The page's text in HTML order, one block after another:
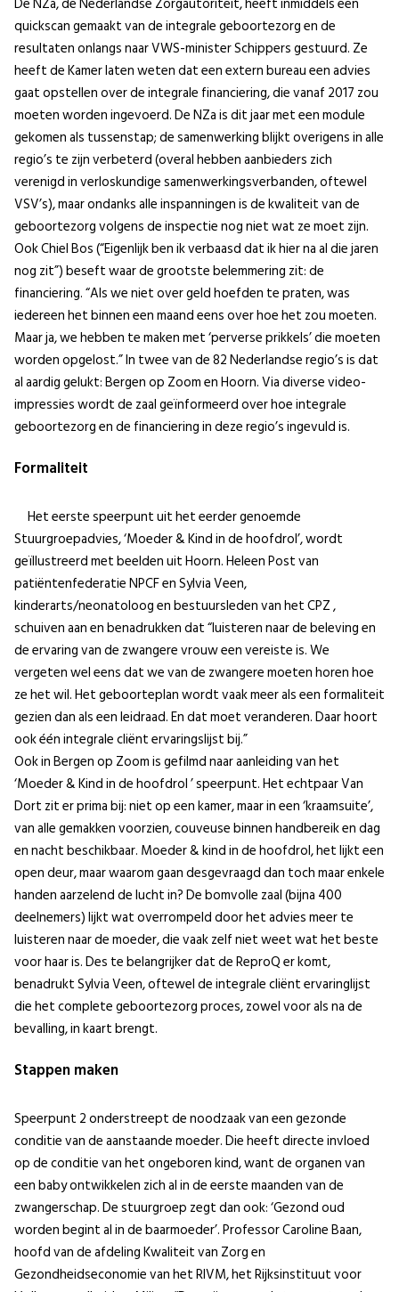
quickscan gemaakt van de integrale geboortezorg en de
resultaten onlangs naar VWS-minister Schippers gestuurd. Ze
heeft de Kamer laten weten dat een extern bureau een advies
gaat opstellen over de integrale financiering, die vanaf 2017 zou
moeten worden ingevoerd. De NZa is dit jaar met een module
gekomen als tussenstap; de samenwerking blijkt overigens in alle
regio’s te zijn verbeterd (overal hebben aanbieders zich
verenigd in verloskundige samenwerkingsverbanden, oftewel
VSV’s), maar ondanks alle inspanningen is de kwaliteit van de
geboortezorg volgens de inspectie nog niet wat ze moet zijn.
Ook Chiel Bos (“Eigenlijk ben ik verbaasd dat ik hier na al die jaren
nog zit”) beseft waar de grootste belemmering zit: de
financiering. “Als we niet over geld hoefden te praten, was
iedereen het binnen een maand eens over hoe het zou moeten.
Maar ja, we hebben te maken met ‘perverse prikkels’ die moeten
worden opgelost.” In twee van de 82 Nederlandse regio’s is dat
al aardig gelukt: Bergen op Zoom en Hoorn. Via diverse video-
impressies wordt de zaal geïnformeerd over hoe integrale
geboortezorg en de financiering in deze regio’s ingevuld is.
Formaliteit
Het eerste speerpunt uit het eerder genoemde
Stuurgroepadvies, ‘Moeder & Kind in de hoofdrol’, wordt
geïllustreerd met beelden uit Hoorn. Heleen Post van
patiëntenfederatie NPCF en Sylvia Veen,
kinderarts/neonatoloog en bestuursleden van het CPZ ,
schuiven aan en benadrukken dat “luisteren naar de beleving en
de ervaring van de zwangere vrouw een vereiste is. We
vergeten wel eens dat we van de zwangere moeten horen hoe
ze het wil. Het geboorteplan wordt vaak meer als een formaliteit
gezien dan als een leidraad. En dat moet veranderen. Daar hoort
ook één integrale cliënt ervaringslijst bij.”
Ook in Bergen op Zoom is gefilmd naar aanleiding van het
‘Moeder & Kind in de hoofdrol ’ speerpunt. Het echtpaar Van
Dort zit er prima bij: niet op een kamer, maar in een ‘kraamsuite’,
van alle gemakken voorzien, couveuse binnen handbereik en dag
en nacht beschikbaar. Moeder & kind in de hoofdrol, het lijkt een
open deur, maar waarom gaan desgevraagd dan toch maar enkele
handen aarzelend de lucht in? De bomvolle zaal (bijna 400
deelnemers) lijkt wat overrompeld door het advies meer te
luisteren naar de moeder, die vaak zelf niet weet wat het beste
voor haar is. Des te belangrijker dat de ReproQ er komt,
benadrukt Sylvia Veen, oftewel de integrale cliënt ervaringlijst
die het complete geboortezorg proces, zowel voor als na de
bevalling, in kaart brengt.
Stappen maken
Speerpunt 2 onderstreept de noodzaak van een gezonde
conditie van de aanstaande moeder. Die heeft directe invloed
op de conditie van het ongeboren kind, want de organen van
een baby ontwikkelen zich al in de eerste maanden van de
zwangerschap. De stuurgroep zegt dan ook: ‘Gezond oud
worden begint al in de baarmoeder’. Professor Caroline Baan,
hoofd van de afdeling Kwaliteit van Zorg en
Gezondheidseconomie van het RIVM, het Rijksinstituut voor